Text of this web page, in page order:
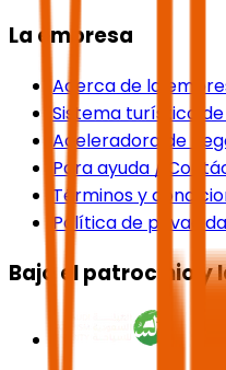
La empresa
Acerca de la
Sistema turístico
Aceleradora de
Para ayuda /
Términos y
Política de
Bajo el patrocinio y